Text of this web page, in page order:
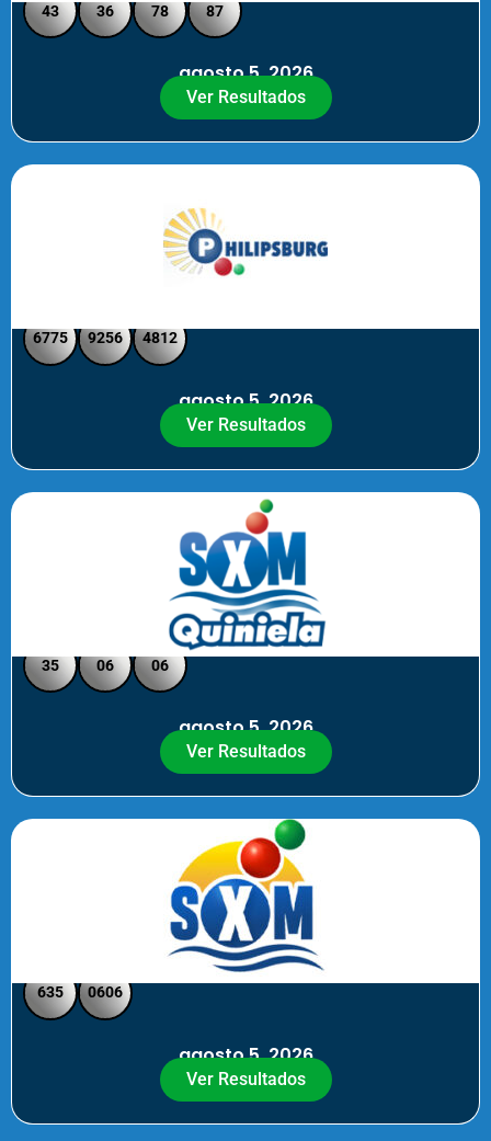
43 36 78 87
agosto 5, 2026
Ver Resultados
6775 9256 4812
agosto 5, 2026
Ver Resultados
Quiniela SXM - Noche
35 06 06
agosto 5, 2026
Ver Resultados
SXM Noche - Pick 3 Pick 4
635 0606
agosto 5, 2026
Ver Resultados